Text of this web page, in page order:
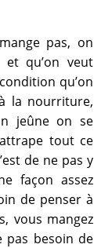
pas, on
qu’on veut
qu’on
la nourriture,
jeûne on se
tout ce
de ne pas y
façon assez
de penser à
vous mangez
pas besoin de